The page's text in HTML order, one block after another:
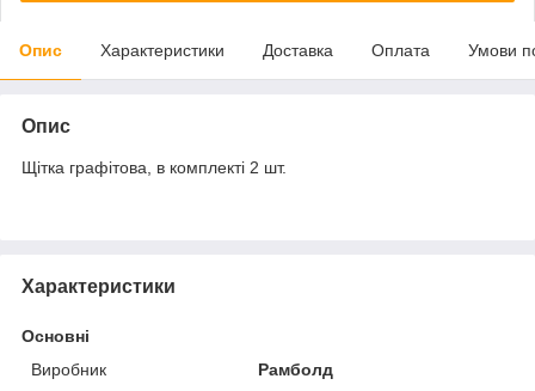
Опис Характеристики Доставка Оплата Умови
Опис
Щітка графітова, в комплекті 2 шт.
Характеристики
Основні
Виробник
Рамболд